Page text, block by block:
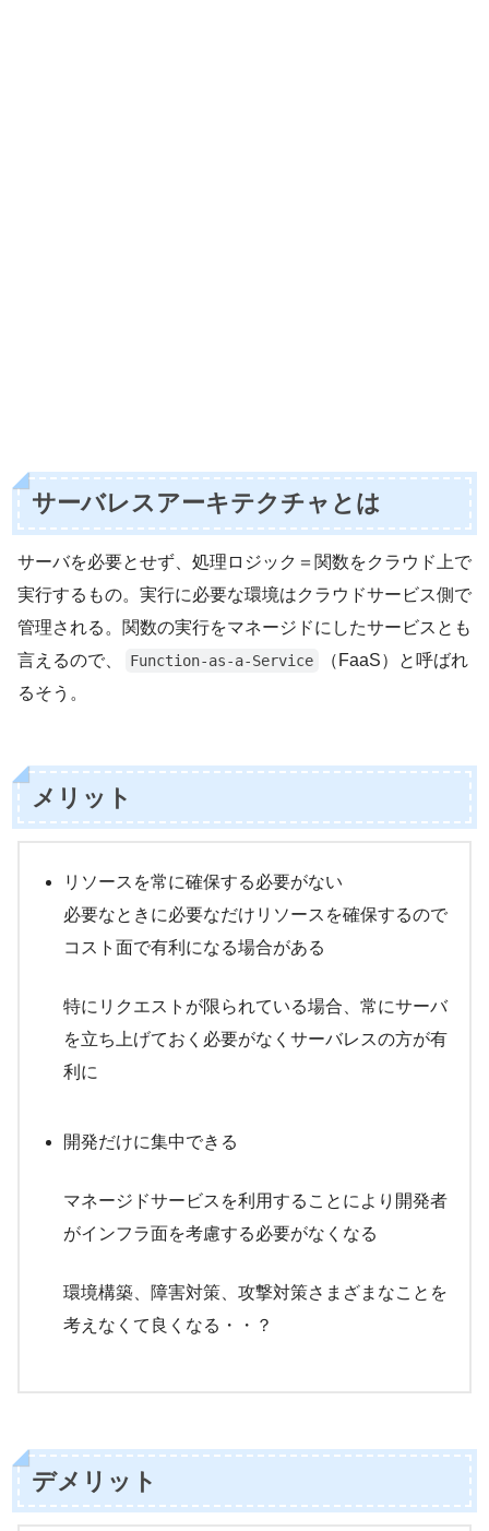
サーバレスアーキテクチャとは
サーバを必要とせず、処理ロジック＝関数をクラウド上で
実行するもの。実行に必要な環境はクラウドサービス側で
管理される。関数の実行をマネージドにしたサービスとも
言えるので、
Function-as-a-Service
（FaaS）と呼ばれ
るそう。
メリット
リソースを常に確保する必要がない
必要なときに必要なだけリソースを確保するので
コスト面で有利になる場合がある
特にリクエストが限られている場合、常にサーバ
を立ち上げておく必要がなくサーバレスの方が有
利に
開発だけに集中できる
マネージドサービスを利用することにより開発者
がインフラ面を考慮する必要がなくなる
環境構築、障害対策、攻撃対策さまざまなことを
考えなくて良くなる・・？
デメリット